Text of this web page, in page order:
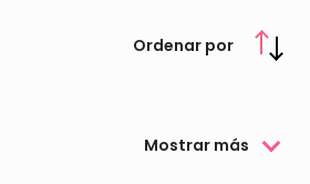
Ordenar por
Mostrar más